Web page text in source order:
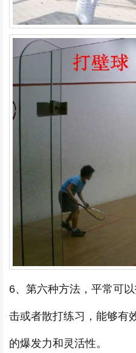
6、第六种方法，平常可
击或者散打练习，能够有
的爆发力和灵活性。